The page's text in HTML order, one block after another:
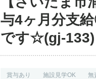
与4ヶ月分支
です☆(gj-133)
賞与あり 施設見学OK 無